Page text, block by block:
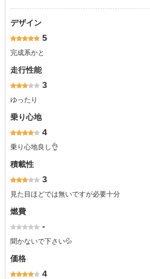
デザイン
5
完成系かと
走行性能
3
ゆったり
乗り心地
4
乗り心地良し👌
積載性
3
見た目ほどでは無いですが必要十分
燃費
-
聞かないで下さい💦
価格
4